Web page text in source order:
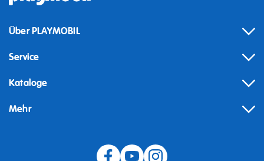
Über PLAYMOBIL
Service
Kataloge
Mehr